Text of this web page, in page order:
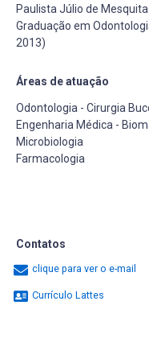
Paulista Júlio de Mesquita
Graduação em
2013)
Áreas de atuação
Odontologia - Cirurgia
Engenharia Médica -
Microbiologia
Farmacologia
Contatos
clique para ver o e-mail
Currículo Lattes